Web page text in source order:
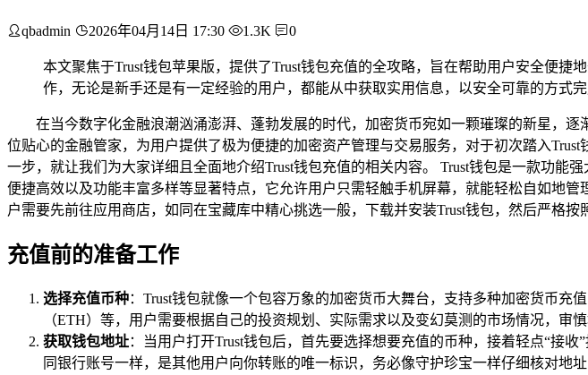
qbadmin 2026年04月14日 17:30 1.3K 0
本文聚焦于Trust钱包苹果版，提供了Trust钱包充值的全攻略，旨在帮助用户安全便
作，无论是新手还是有一定经验的用户，都能从中获取实用信息，以安全可靠的方式
在当今数字化金融浪潮汹涌澎湃、蓬勃发展的时代，加密货币宛如一颗璀璨的新星，
位贴心的金融管家，为用户提供了极为便捷的加密资产管理与交易服务，对于初次踏入
一步，就让我们为大家详细且全面地介绍Trust钱包充值的相关内容。 Trust钱包是一款功能
便捷高效以及功能丰富多样等显著特点，它允许用户只需轻触手机屏幕，就能轻松自如地
户需要先前往应用商店，如同在宝藏库中精心挑选一般，下载并安装Trust钱包，然后严格按
充值前的准备工作
选择充值币种：Trust钱包就像一个包容万象的加密货币大舞台，支持多种加密货币
（ETH）等，用户需要根据自己的投资规划、实际需求以及变幻莫测的市场情况，审
获取钱包地址：当用户打开Trust钱包后，首先要选择想要充值的币种，接着轻点“接
同银行账号一样，是其他用户向你转账的唯一标识，务必像守护珍宝一样仔细核对地